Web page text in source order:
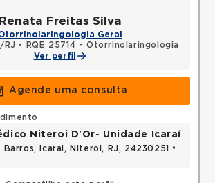
Renata Freitas Silva
Geral
RJ •
RQE 25714 - Otorrinolaringologia
Ver perfil
Agende uma consulta
Niteroi D'Or- Unidade Icaraí
Barros, Icarai, Niteroi, RJ, 24230251 •